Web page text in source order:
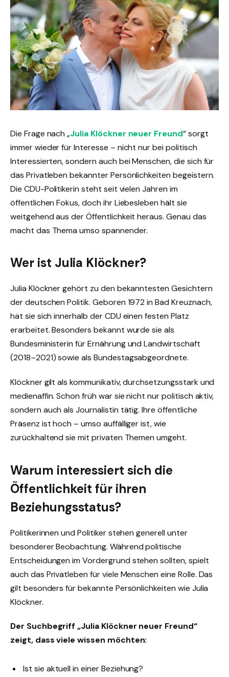
Die Frage nach „Julia Klöckner neuer Freund“ sorgt
immer wieder für Interesse – nicht nur bei politisch
Interessierten, sondern auch bei Menschen, die sich für
das Privatleben bekannter Persönlichkeiten begeistern.
Die CDU-Politikerin steht seit vielen Jahren im
öffentlichen Fokus, doch ihr Liebesleben hält sie
weitgehend aus der Öffentlichkeit heraus. Genau das
macht das Thema umso spannender.
Wer ist Julia Klöckner?
Julia Klöckner gehört zu den bekanntesten Gesichtern
der deutschen Politik. Geboren 1972 in Bad Kreuznach,
hat sie sich innerhalb der CDU einen festen Platz
erarbeitet. Besonders bekannt wurde sie als
Bundesministerin für Ernährung und Landwirtschaft
(2018–2021) sowie als Bundestagsabgeordnete.
Klöckner gilt als kommunikativ, durchsetzungsstark und
medienaffin. Schon früh war sie nicht nur politisch aktiv,
sondern auch als Journalistin tätig. Ihre öffentliche
Präsenz ist hoch – umso auffälliger ist, wie
zurückhaltend sie mit privaten Themen umgeht.
Warum interessiert sich die
Öffentlichkeit für ihren
Beziehungsstatus?
Politikerinnen und Politiker stehen generell unter
besonderer Beobachtung. Während politische
Entscheidungen im Vordergrund stehen sollten, spielt
auch das Privatleben für viele Menschen eine Rolle. Das
gilt besonders für bekannte Persönlichkeiten wie Julia
Klöckner.
Der Suchbegriff „Julia Klöckner neuer Freund“
zeigt, dass viele wissen möchten:
Ist sie aktuell in einer Beziehung?